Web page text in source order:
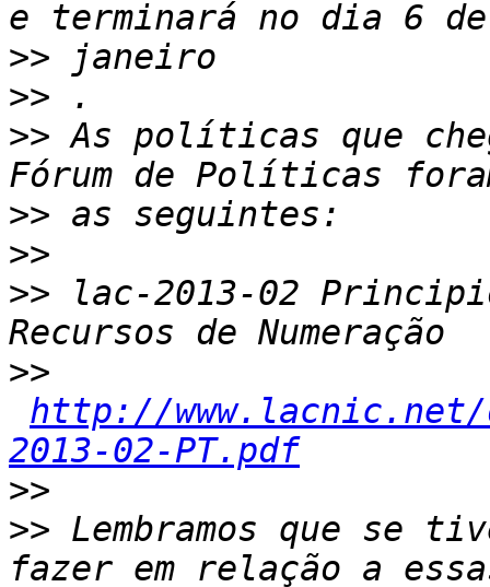
>>
>>
>> As políticas que
>>
>>
>> lac-2013-02
>>
http://www.lacnic.net/
2013-02-PT.pdf
>>
>> Lembramos que se